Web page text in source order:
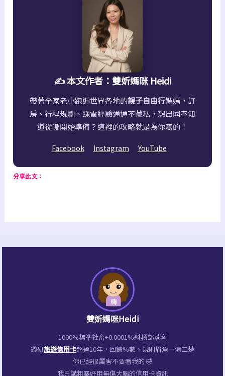
✍️ 本文作者：雙妡媽咪 Heidi
帶著全家老小跑遍世界各地的親子自由行媽媽，訂
房、行程規劃、踩雷經驗通通不藏私，想出國不知
道從哪開始準備？這裡的攻略就是為你寫的！
Facebook Instagram YouTube
分享此文：
雙妡媽咪Heidi
1000%標準社畜+0.0001%斜槓部落客
鑽研旅遊信用卡超過10年，回饋%數、規則眉角一清二楚
你已經很厲害不要看我的 🤣
我只講粗暴好用無傷大腦的信用卡資訊